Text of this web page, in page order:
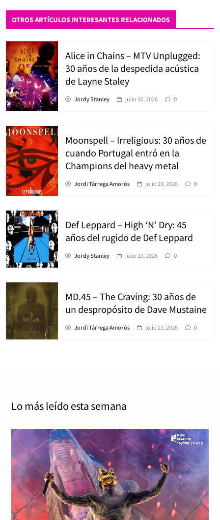
OTROS ARTÍCULOS INTERESANTES RELACIONADOS
Alice in Chains – MTV Unplugged:
30 años de la despedida acústica
de Layne Staley
Jordy Stanley julio 30, 2026 0
Moonspell – Irreligious: 30 años de
cuando Portugal entró en la
Champions del heavy metal
Jordi Tàrrega Amorós julio 29, 2026 0
Def Leppard – High ‘N’ Dry: 45
años del rugido de Def Leppard
Jordy Stanley julio 23, 2026 0
MD.45 – The Craving: 30 años de
un despropósito de Dave Mustaine
Jordi Tàrrega Amorós julio 23, 2026 0
Lo más leído esta semana